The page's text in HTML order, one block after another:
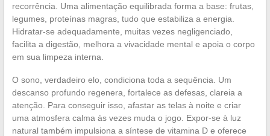
recorrência. Uma alimentação equilibrada forma a base: frutas,
legumes, proteínas magras, tudo que estabiliza a energia.
Hidratar-se adequadamente, muitas vezes negligenciado,
facilita a digestão, melhora a vivacidade mental e apoia o corpo
em sua limpeza interna.
O sono, verdadeiro elo, condiciona toda a sequência. Um
descanso profundo regenera, fortalece as defesas, clareia a
atenção. Para conseguir isso, afastar as telas à noite e criar
uma atmosfera calma às vezes muda o jogo. Expor-se à luz
natural também impulsiona a síntese de vitamina D e oferece